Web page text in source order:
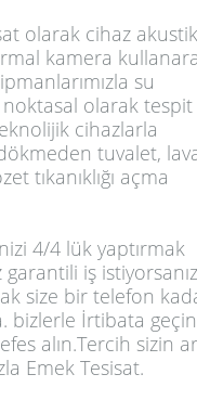
olarak cihaz akustik
kamera
su
noktasal olarak tespit
cihazlarla
tuvalet,
tıkanıklığı açma
4/4 lük yaptırmak
garantili iş istiyorsanız
size bir telefon
bizlerle İrtibata
alın.Tercih sizin
Emek Tesisat.